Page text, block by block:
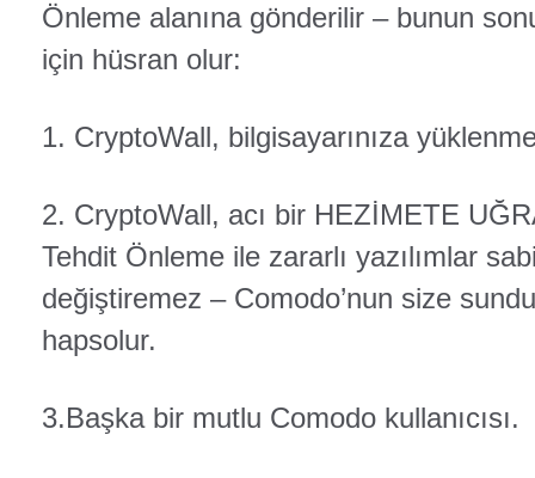
Önleme alanına gönderilir – bunun
için hüsran olur:
1. CryptoWall, bilgisayarınıza
2. CryptoWall, acı bir HEZİMETE
Tehdit Önleme ile zararlı yazılımlar
değiştiremez – Comodo’nun size
hapsolur.
3.Başka bir mutlu Comodo kullanıcısı.